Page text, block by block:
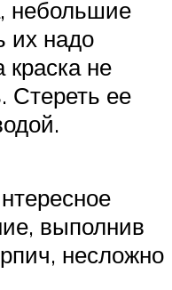
небольшие
их надо
краска не
Стереть ее
выполнив
несложно